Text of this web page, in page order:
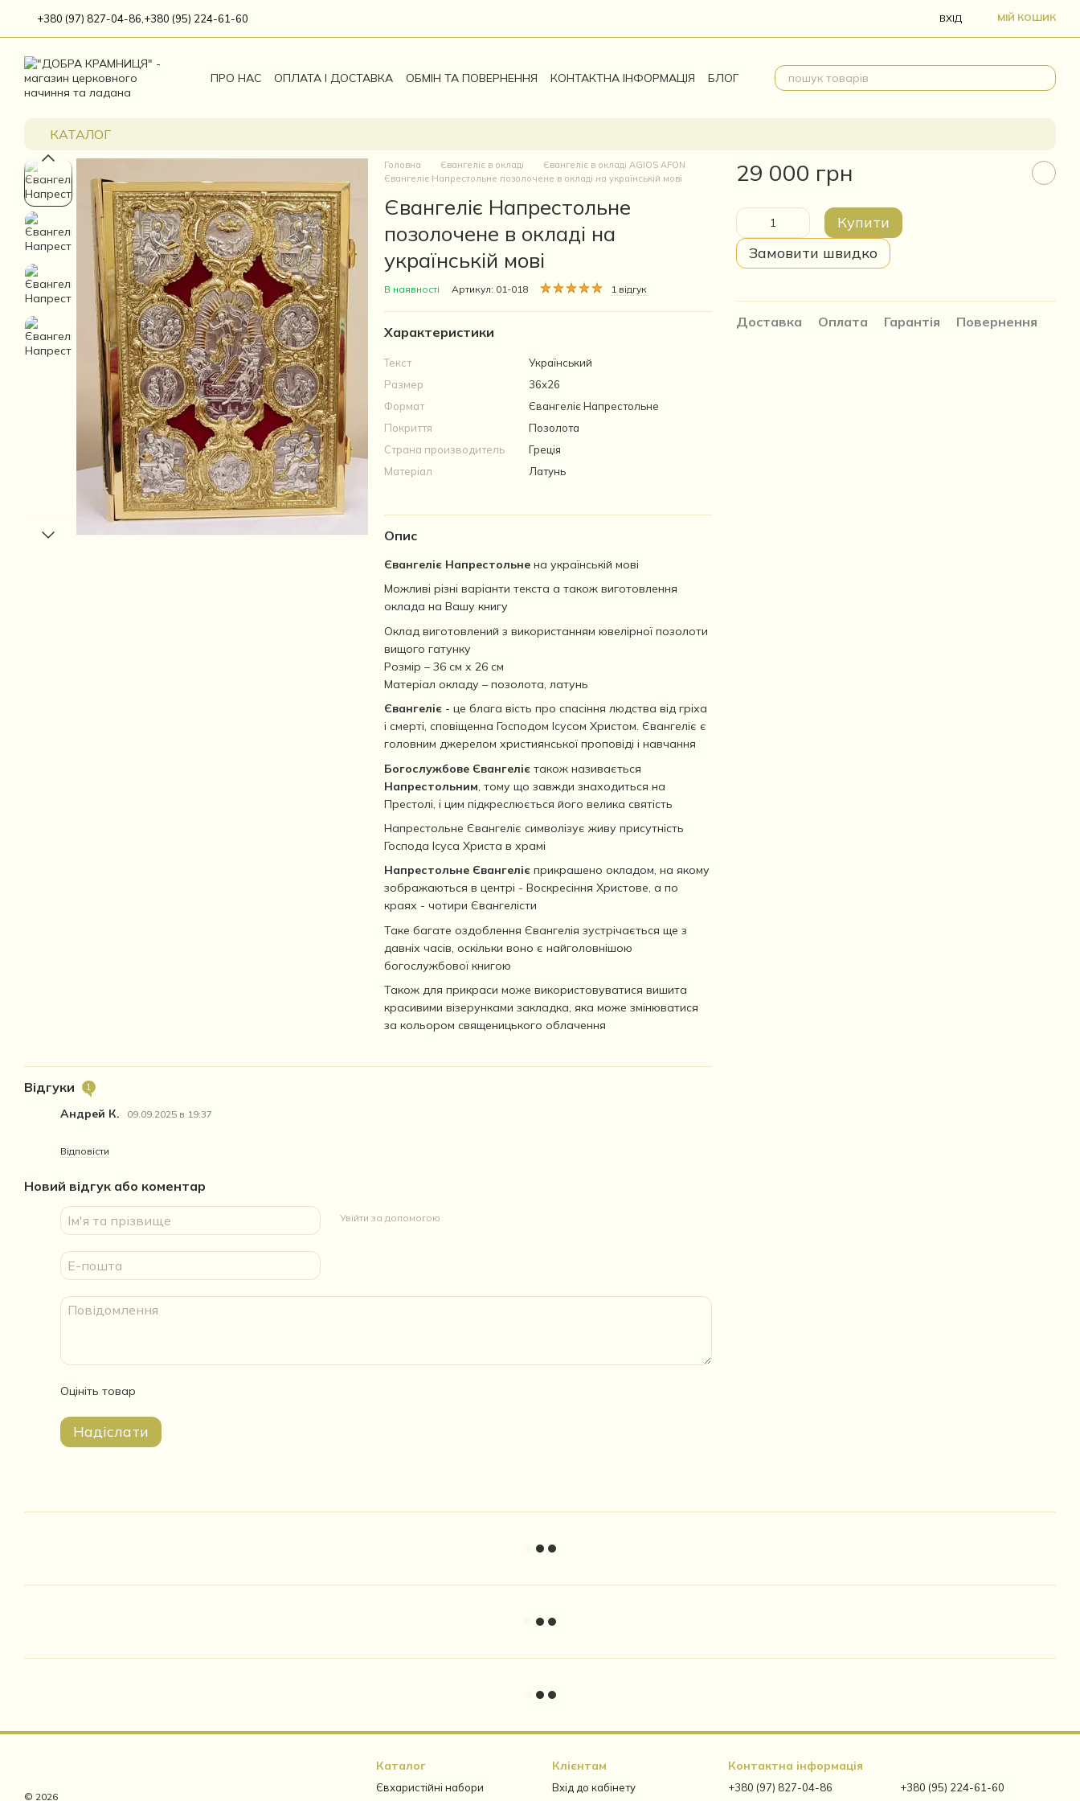
Перейти до основного контенту
+380 (97) 827-04-86, +380 (95) 224-61-60 ВХІД МІЙ КОШИК
ПРО НАС ОПЛАТА І ДОСТАВКА ОБМІН ТА ПОВЕРНЕННЯ КОНТАКТНА ІНФОРМАЦІЯ БЛОГ
КАТАЛОГ
Головна Євангеліє в окладі
Євангеліє в окладі AGIOS AFON
Євангеліє Напрестольне позолочене в окладі на українській мові
Євангеліє Напрестольне
позолочене в окладі на
українській мові
В наявності Артикул: 01-018 1 відгук
Характеристики
Текст
Український
Размер
36х26
Формат
Євангеліє Напрестольне
Покриття
Позолота
Страна производитель
Греція
Матеріал
Латунь
Опис
Євангеліє Напрестольне на українській мові
Можливі різні варіанти текста а також виготовлення
оклада на Вашу книгу
Оклад виготовлений з використанням ювелірної позолоти
вищого гатунку
Розмір – 36 см х 26 см
Матеріал окладу – позолота, латунь
Євангеліє - це блага вість про спасіння людства від гріха
і смерті, сповіщенна Господом Ісусом Христом. Євангеліє є
головним джерелом християнської проповіді і навчання
Богослужбове Євангеліє також називається
Напрестольним , тому що завжди знаходиться на
Престолі, і цим підкреслюється його велика святість
Напрестольне Євангеліє символізує живу присутність
Господа Ісуса Христа в храмі
Напрестольне Євангеліє прикрашено окладом, на якому
зображаються в центрі - Воскресіння Христове, а по
краях - чотири Євангелісти
Таке багате оздоблення Євангелія зустрічається ще з
давніх часів, оскільки воно є найголовнішою
богослужбової книгою
Також для прикраси може використовуватися вишита
красивими візерунками закладка, яка може змінюватися
за кольором священицького облачення
29 000 грн
Купити
Замовити швидко
Доставка Оплата Гарантія Повернення
Відгуки 1
Андрей К. 09.09.2025 в 19:37
Відповісти
Новий відгук або коментар
Увійти за допомогою
Оцініть товар
Надіслати
© 2026
Каталог
Євхаристійні набори
Клієнтам
Вхід до кабінету
Контактна інформація
+380 (97) 827-04-86 +380 (95) 224-61-60